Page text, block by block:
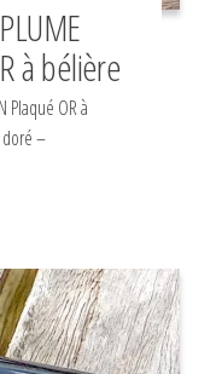
à bélière
Plaqué OR à
doré –